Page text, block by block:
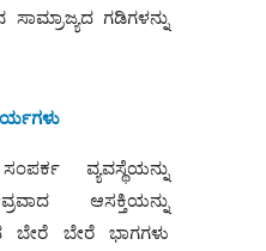
ಗಡಿಗಳನ್ನು
ವ್ಯವಸ್ಥೆಯನ್ನು
ಆಸಕ್ತಿಯನ್ನು
ಬೇರೆ ಬೇರೆ ಭಾಗಗಳು